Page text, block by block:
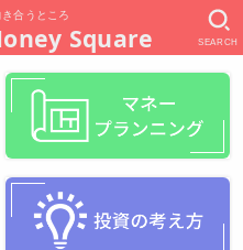
合うところ
Square SEARCH